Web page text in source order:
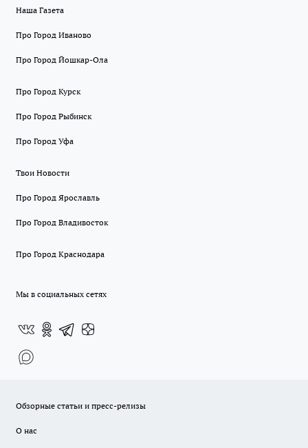
Наша Газета
Про Город Иваново
Про Город Йошкар-Ола
Про Город Курск
Про Город Рыбинск
Про Город Уфа
Твои Новости
Про Город Ярославль
Про Город Владивосток
Про Город Краснодара
Мы в социальных сетях
Обзорные статьи и пресс-релизы
О нас